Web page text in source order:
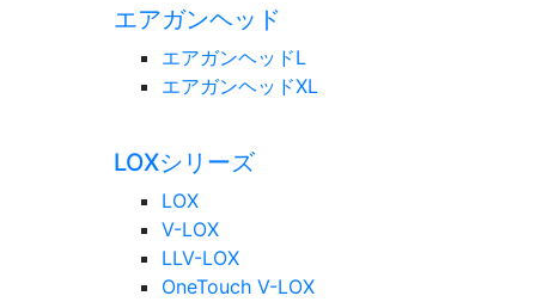
エアガンヘッド
エアガンヘッドL
エアガンヘッドXL
LOXシリーズ
LOX
V-LOX
LLV-LOX
OneTouch V-LOX